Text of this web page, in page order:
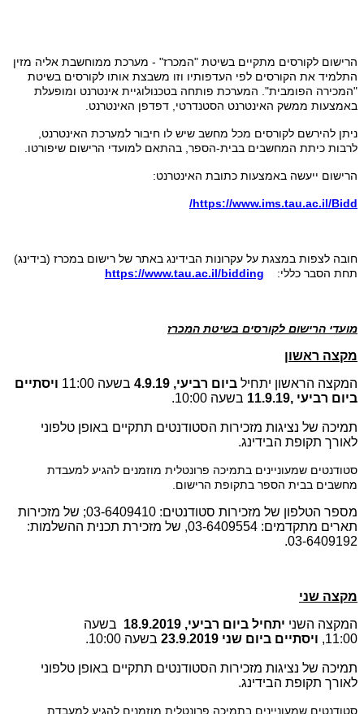
הרישום לקורסים מתקיים בשיטת "המכרז" - מערכת ממוחשבת אליה מזין
התלמיד את הקורסים לפי העדפותיו וזו משבצת אותו לקורסים בשיטת
"המכירה הפומבית". המערכת פותחה בטכנולוגיית אינטרנט ומופעלת
באמצעות ממשק האינטרנט הסטנדרטי, דפדפן האינטרנט.
ניתן להירשם לקורסים מכל מחשב שיש לו חיבור למערכת האינטרנט,
לרבות כיתת המחשבים בבית-הספר, בהתאם למועדי הרישום שיפורטו.
הרישום ייעשה באמצעות כתובת האינטרנט:
https://www.ims.tau.ac.il/Bidd
/
חובה לצפות במצגת על עקרונות הבידינג באתר של רישום במכרז (בידינג)
תחת הסבר כללי: https://www.tau.ac.il/bidding
מועדי הרישום לקורסים בשיטת המכרז
מקצה ראשון
המקצה הראשון יתחיל ביום רביעי, 4.9.19 בשעה 11:00
ויסתיים
ביום רביעי ,11.9.19
בשעה 10:00.
תמיכה של נציגות מזכירות הסטודנטים תתקיים באופן טלפוני
לאורך תקופת הבידינג.
סטודנטים שמעוניינים בתמיכה פרונטלית מוזמנים להגיע למעבדת
מחשבים בבית הספר בתקופת הרישום.
מספר הטלפון של מזכירות סטודנטים: 03-6409410; של מזכירות
תארים מתקדמים: 03-6409554, של מזכירת תכנית ההשלמות:
03-6409192.
מקצה שני
המקצה השני יתחיל ביום רביעי, 18.9.2019
בשעה
11:00, ויסתיים ביום שני 23.9.2019 בשעה 10:00.
תמיכה של נציגות מזכירות הסטודנטים תתקיים באופן טלפוני
לאורך תקופת הבידינג.
סטודנטים שמעוניינים בתמיכה פרונטלית מוזמנים להגיע למעבדת